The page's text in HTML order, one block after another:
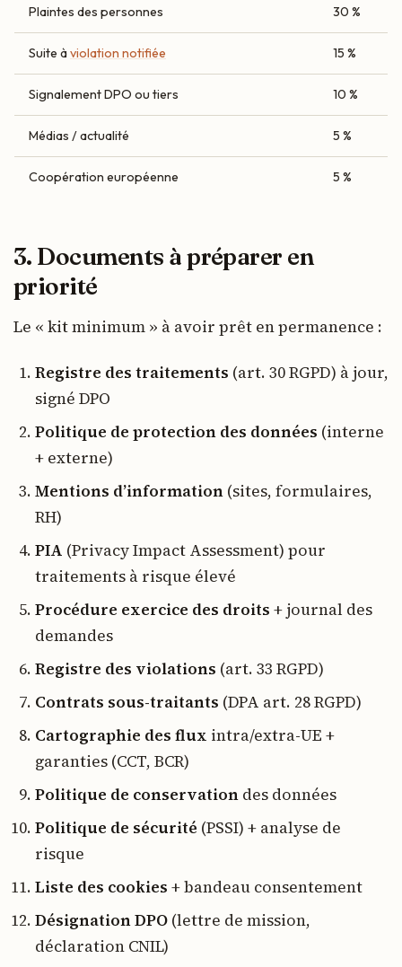
Plaintes des personnes 30 %
Suite àviolation notifiée 15 %
Signalement DPO ou tiers 10 %
Médias / actualité 5 %
Coopération européenne 5 %
3. Documents à préparer en
priorité
Le « kit minimum » à avoir prêt en permanence :
Registre des traitements (art. 30 RGPD) à jour,
signé DPO
Politique de protection des données (interne
+ externe)
Mentions d’information (sites, formulaires,
RH)
PIA (Privacy Impact Assessment) pour
traitements à risque élevé
Procédure exercice des droits + journal des
demandes
Registre des violations (art. 33 RGPD)
Contrats sous-traitants (DPA art. 28 RGPD)
Cartographie des flux intra/extra-UE +
garanties (CCT, BCR)
Politique de conservation des données
Politique de sécurité (PSSI) + analyse de
risque
Liste des cookies + bandeau consentement
Désignation DPO (lettre de mission,
déclaration CNIL)